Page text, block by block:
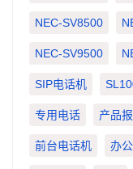
NEC-SV8500
NEC-SV9500
SIP电话机
专用电话 产品
前台电话机 办